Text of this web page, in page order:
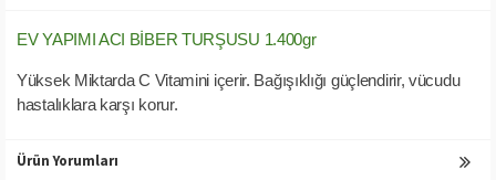
EV YAPIMI ACI BİBER TURŞUSU 1.400gr
Yüksek Miktarda C Vitamini içerir. Bağışıklığı güçlendirir, vücudu
hastalıklara karşı korur.
Ürün Yorumları